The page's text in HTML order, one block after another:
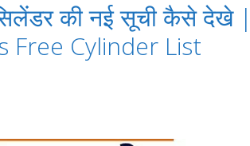
की नई सूची कैसे देखे |
Free Cylinder List